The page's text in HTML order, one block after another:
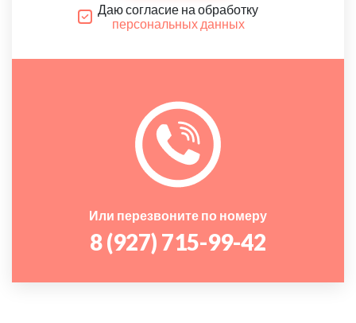
Даю согласие на обработку
персональных данных
Или перезвоните по номеру
8 (927) 715-99-42